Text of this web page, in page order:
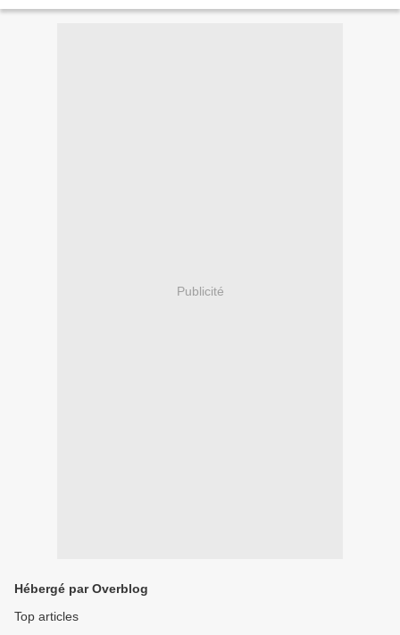
Publicité
Hébergé par Overblog
Top articles